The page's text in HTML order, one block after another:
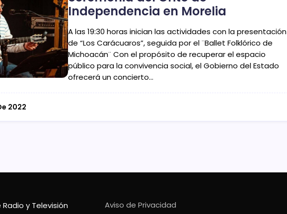
Independencia en Morelia
A las 19:30 horas inician las actividades con la presentación
de “Los Carácuaros”, seguida por el ¨Ballet Folklórico de
Michoacán¨ Con el propósito de recuperar el espacio
público para la convivencia social, el Gobierno del Estado
ofrecerá un concierto…
2022
y Televisión
Aviso de Privacidad